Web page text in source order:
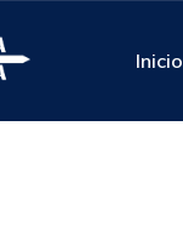
Inicio